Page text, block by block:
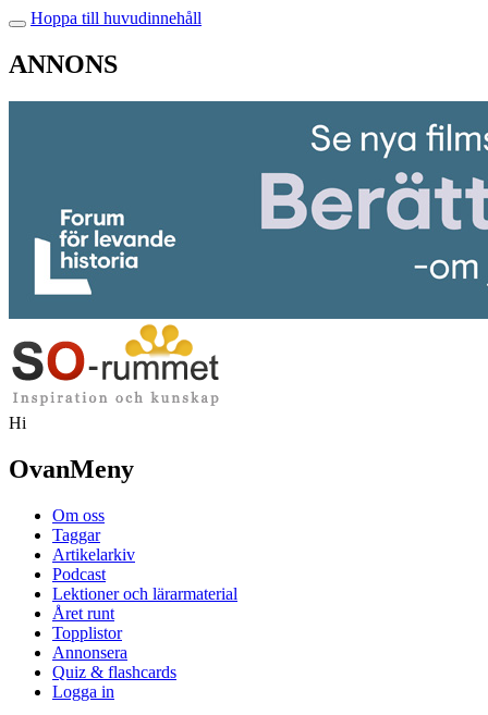
Hoppa till huvudinnehåll
ANNONS
Hi
OvanMeny
Om oss
Taggar
Artikelarkiv
Podcast
Lektioner och lärarmaterial
Året runt
Topplistor
Annonsera
Quiz & flashcards
Logga in